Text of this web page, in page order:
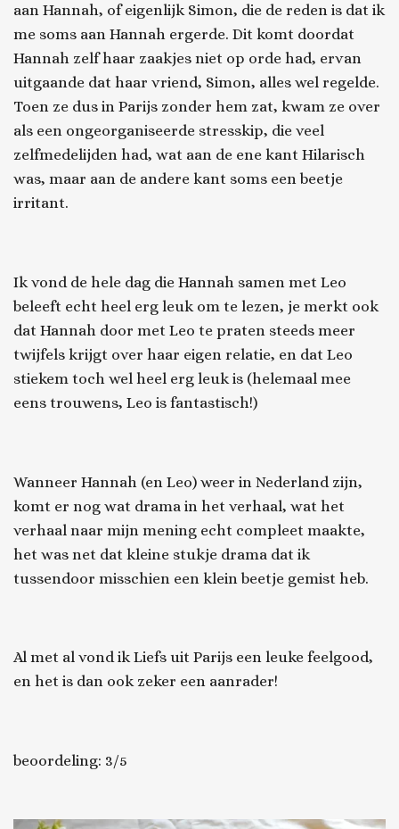
aan Hannah, of eigenlijk Simon, die de reden is dat ik
me soms aan Hannah ergerde. Dit komt doordat
Hannah zelf haar zaakjes niet op orde had, ervan
uitgaande dat haar vriend, Simon, alles wel regelde.
Toen ze dus in Parijs zonder hem zat, kwam ze over
als een ongeorganiseerde stresskip, die veel
zelfmedelijden had, wat aan de ene kant Hilarisch
was, maar aan de andere kant soms een beetje
irritant.
Ik vond de hele dag die Hannah samen met Leo
beleeft echt heel erg leuk om te lezen, je merkt ook
dat Hannah door met Leo te praten steeds meer
twijfels krijgt over haar eigen relatie, en dat Leo
stiekem toch wel heel erg leuk is (helemaal mee
eens trouwens, Leo is fantastisch!)
Wanneer Hannah (en Leo) weer in Nederland zijn,
komt er nog wat drama in het verhaal, wat het
verhaal naar mijn mening echt compleet maakte,
het was net dat kleine stukje drama dat ik
tussendoor misschien een klein beetje gemist heb.
Al met al vond ikLiefs uit Parijs een leuke feelgood,
en het is dan ook zeker een aanrader!
beoordeling: 3/5